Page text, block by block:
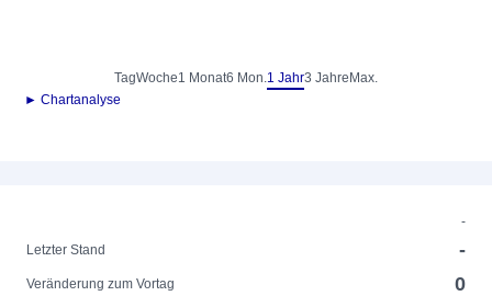
TagWoche1 Monat6 Mon.1 Jahr3 Jahre Max.
► Chartanalyse
-
Letzter Stand
-
Veränderung zum Vortag 0